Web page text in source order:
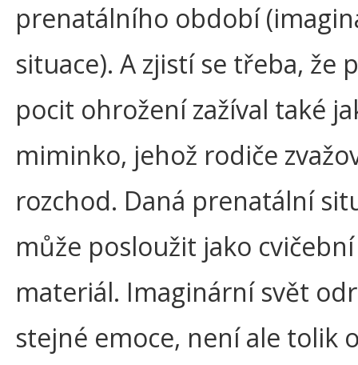
prenatálního období
situace). A zjistí se třeba, že
pocit ohrožení zažíval také
miminko, jehož rodiče
rozchod. Daná prenatální
může posloužit jako cvičební
materiál. Imaginární svět
stejné emoce, není ale tolik